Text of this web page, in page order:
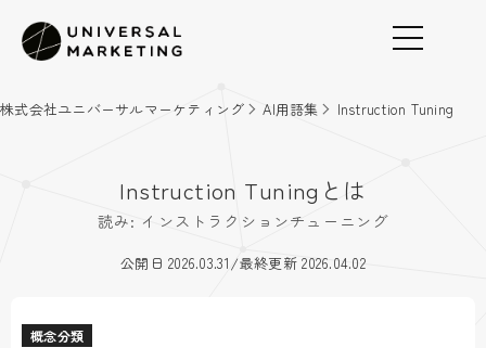
株式会社ユニバーサルマーケティング AI用語集 Instruction Tuning
Instruction Tuningとは
読み: インストラクションチューニング
公開日 2026.03.31/最終更新 2026.04.02
概念分類